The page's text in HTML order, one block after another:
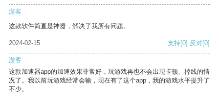
游客
这款软件简直是神器，解决了我所有问题。
2024-02-15 支持[0] 反对[0]
游客
这款加速器app的加速效果非常好，玩游戏再也不会出现卡顿、掉线的情
况了。我以前玩游戏经常会输，现在有了这个app，我的游戏水平提升了
不少。